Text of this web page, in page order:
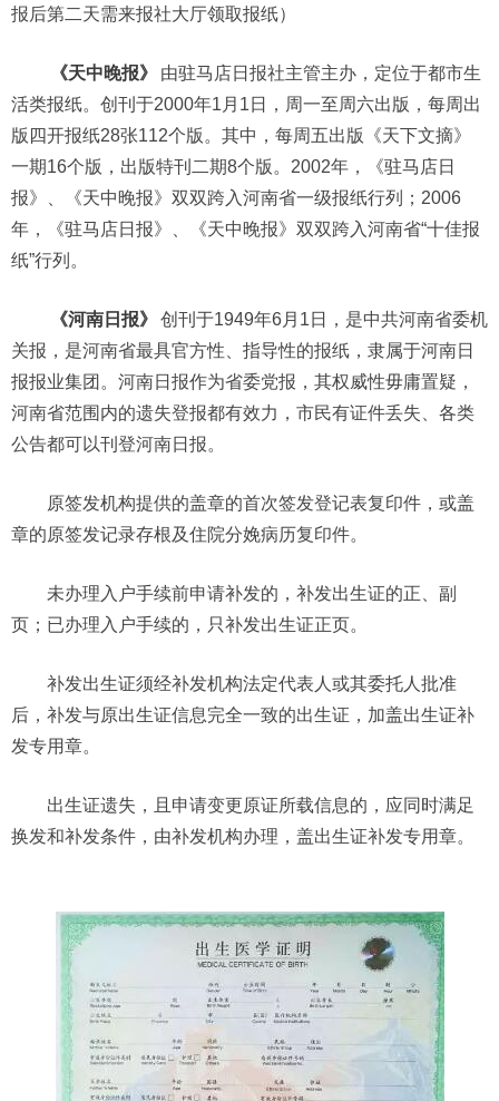
报后第二天需来报社大厅领取报纸）
《天中晚报》
由驻马店日报社主管主办，定位于都市生
活类报纸。创刊于2000年1月1日，周一至周六出版，每周出
版四开报纸28张112个版。其中，每周五出版《天下文摘》
一期16个版，出版特刊二期8个版。2002年，《驻马店日
报》、《天中晚报》双双跨入河南省一级报纸行列；2006
年，《驻马店日报》、《天中晚报》双双跨入河南省“十佳报
纸”行列。
《河南日报》
创刊于1949年6月1日，是中共河南省委机
关报，是河南省最具官方性、指导性的报纸，隶属于河南日
报报业集团。河南日报作为省委党报，其权威性毋庸置疑，
河南省范围内的遗失登报都有效力，市民有证件丢失、各类
公告都可以刊登河南日报。
原签发机构提供的盖章的首次签发登记表复印件，或盖
章的原签发记录存根及住院分娩病历复印件。
未办理入户手续前申请补发的，补发出生证的正、副
页；已办理入户手续的，只补发出生证正页。
补发出生证须经补发机构法定代表人或其委托人批准
后，补发与原出生证信息完全一致的出生证，加盖出生证补
发专用章。
出生证遗失，且申请变更原证所载信息的，应同时满足
换发和补发条件，由补发机构办理，盖出生证补发专用章。